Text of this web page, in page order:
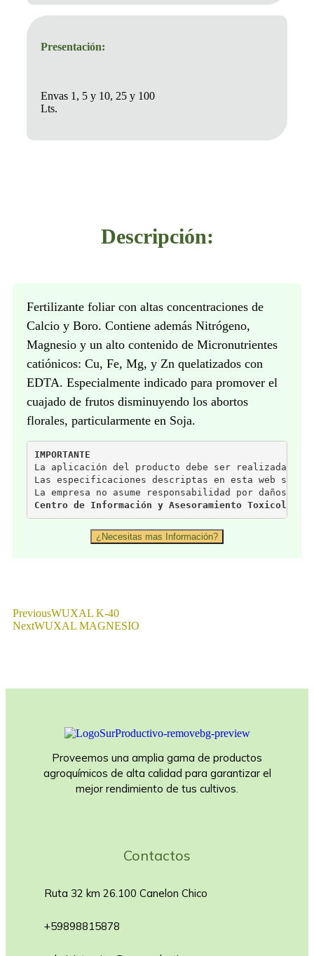
Presentación:
Envas 1, 5 y 10, 25 y 100
Lts.
Descripción:
Fertilizante foliar con altas concentraciones de
Calcio y Boro. Contiene además Nitrógeno,
Magnesio y un alto contenido de Micronutrientes
catiónicos: Cu, Fe, Mg, y Zn quelatizados con
EDTA. Especialmente indicado para promover el
cuajado de frutos disminuyendo los abortos
florales, particularmente en Soja.
IMPORTANTE
La aplicación del producto debe ser realizada
Las especificaciones descriptas en esta web
La empresa no asume responsabilidad por
Centro de Información y Asesoramiento
¿Necesitas mas Información?
PreviousWUXAL K-40
NextWUXAL MAGNESIO
Proveemos una amplia gama de productos
agroquímicos de alta calidad para garantizar el
mejor rendimiento de tus cultivos.
Contactos
Ruta 32 km 26.100 Canelon Chico
+59898815878